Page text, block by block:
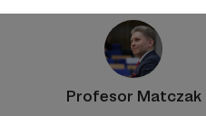
Profesor Matczak